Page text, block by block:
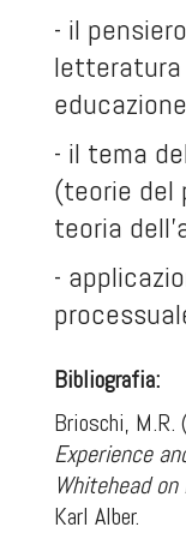
- il
letteratura
educazione
- il tema
(teorie del
teoria
-
Bibliografia:
Brioschi, M.R.
Experience
Whitehead
Karl Alber.